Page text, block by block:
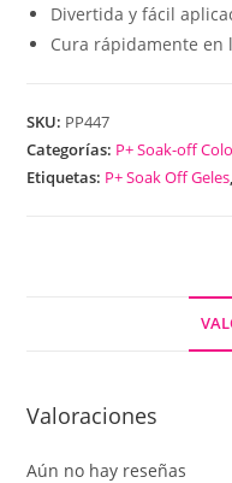
Divertida y fácil
Cura rápidamente en
SKU: PP447
Categorías: P+ Soak-off
Etiquetas: P+ Soak Off Geles
Valoraciones
Aún no hay reseñas